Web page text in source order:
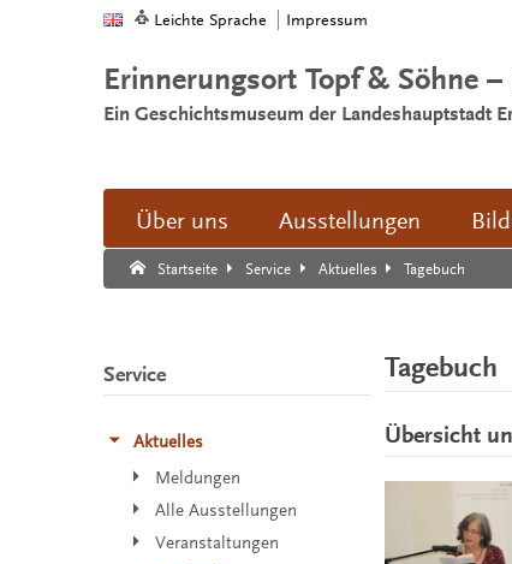
Leichte Sprache Impressum
Erinnerungsort Topf & Söhne
Ein Geschichtsmuseum der Landeshauptstadt
Über uns Ausstellungen
Startseite Service Aktuelles Tagebuch
Suche:
Suche Ende.
Tagebuch
Übersicht
Service
Aktuelles
Meldungen
Alle Ausstellungen
Veranstaltungen